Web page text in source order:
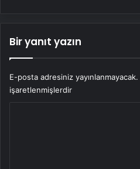
Bir yanıt yazın
E-posta adresiniz yayınlanmayacak.
işaretlenmişlerdir